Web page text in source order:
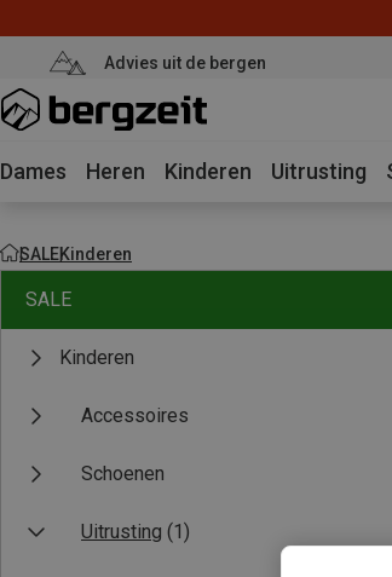
Advies uit de bergen
Dames Heren Kinderen Uitrusting
SALEKinderen
SALE
Kinderen
Accessoires
Schoenen
Uitrusting (1)